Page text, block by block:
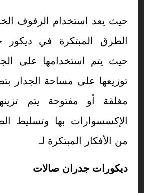
حيث يعد استخدام الرفوف
الطرق المبتكرة في
حيث يتم استخدامها على
توزيعها على مساحة الجدار
مغلقة أو مفتوحة يتم
الإكسسوارات بها وتسليط
من الأفكار المبتكرة لـ
ديكورات جدران صالات